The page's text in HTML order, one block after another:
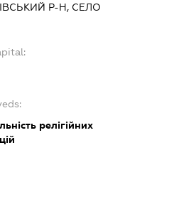
Р-Н, СЕЛО
релігійних